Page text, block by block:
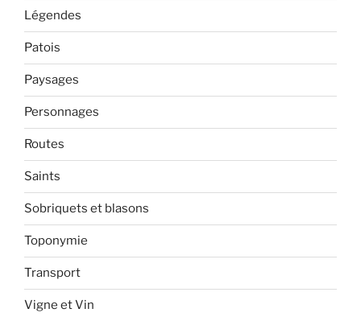
Légendes
Patois
Paysages
Personnages
Routes
Saints
Sobriquets et blasons
Toponymie
Transport
Vigne et Vin